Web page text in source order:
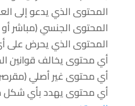
المحتوى الذي يدعو إلى
المحتوى الجنسي (مباشر
المحتوى الذي يحرض على
أي محتوى يخالف قوانين
أي محتوى غير أصلي
أي محتوى يهدد بأي